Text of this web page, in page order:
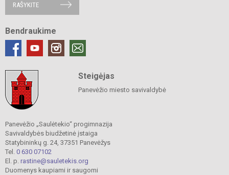
RAŠYKITE
Bendraukime
Steigėjas
Panevėžio miesto savivaldybė
Panevėžio „Saulėtekio“ progimnazija
Savivaldybės biudžetinė įstaiga
Statybininkų g. 24, 37351 Panevėžys
Tel. 0 630 07102
El. p. rastine@sauletekis.org
Duomenys kaupiami ir saugomi